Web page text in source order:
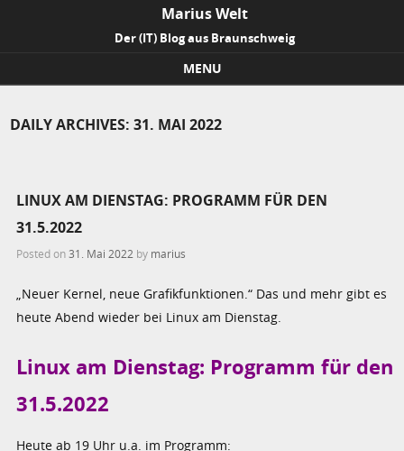
Marius Welt
Der (IT) Blog aus Braunschweig
MENU
DAILY ARCHIVES:31. MAI 2022
LINUX AM DIENSTAG: PROGRAMM FÜR DEN
31.5.2022
Posted on31. Mai 2022 by marius
„Neuer Kernel, neue Grafikfunktionen.“ Das und mehr gibt es
heute Abend wieder bei Linux am Dienstag.
Linux am Dienstag: Programm für den
31.5.2022
Heute ab 19 Uhr u.a. im Programm: